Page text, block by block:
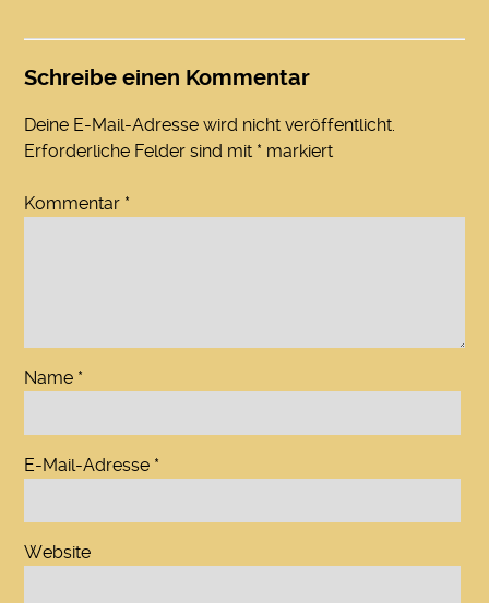
Schreibe einen Kommentar
Deine E-Mail-Adresse wird nicht veröffentlicht.
Erforderliche Felder sind mit * markiert
Kommentar *
Name *
E-Mail-Adresse *
Website